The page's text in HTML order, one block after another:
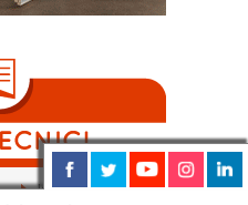
Isolamento termico